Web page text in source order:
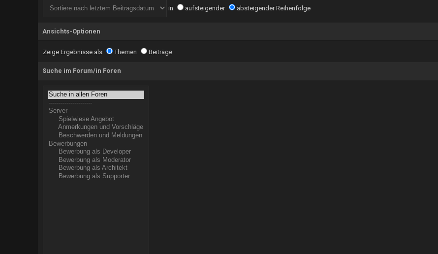
in aufsteigender absteigender Reihenfolge
Ansichts-Optionen
Zeige Ergebnisse als Themen Beiträge
Suche im Forum/in Foren